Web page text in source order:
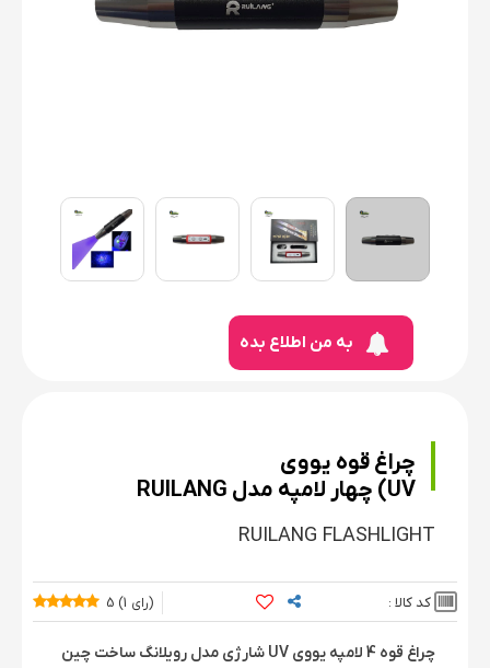
به من اطلاع بده
چراغ قوه یووی
UV) چهار لامپه مدل RUILANG
RUILANG FLASHLIGHT
5 1 کد کالا :
چراغ قوه 4 لامپه یووی UV شارژی مدل رویلانگ ساخت چین